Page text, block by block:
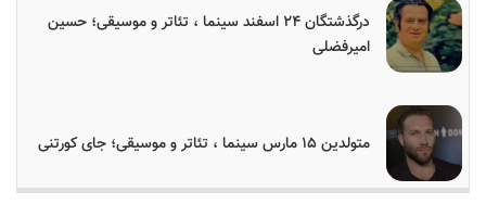
درگذشتگان ۲۴ اسفند سینما ، تئاتر و موسیقی؛ حسین
امیرفضلی
متولدین ۱۵ مارس سینما ، تئاتر و موسیقی؛ جای کورتنی